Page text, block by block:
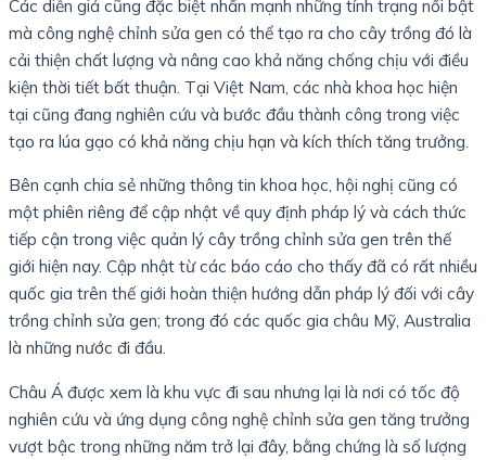
Các diễn giả cũng đặc biệt nhấn mạnh những tính trạng nổi bật
mà công nghệ chỉnh sửa gen có thể tạo ra cho cây trồng đó là
cải thiện chất lượng và nâng cao khả năng chống chịu với điều
kiện thời tiết bất thuận. Tại Việt Nam, các nhà khoa học hiện
tại cũng đang nghiên cứu và bước đầu thành công trong việc
tạo ra lúa gạo có khả năng chịu hạn và kích thích tăng trưởng.
Bên cạnh chia sẻ những thông tin khoa học, hội nghị cũng có
một phiên riêng để cập nhật về quy định pháp lý và cách thức
tiếp cận trong việc quản lý cây trồng chỉnh sửa gen trên thế
giới hiện nay. Cập nhật từ các báo cáo cho thấy đã có rất nhiều
quốc gia trên thế giới hoàn thiện hướng dẫn pháp lý đối với cây
trồng chỉnh sửa gen; trong đó các quốc gia châu Mỹ, Australia
là những nước đi đầu.
Châu Á được xem là khu vực đi sau nhưng lại là nơi có tốc độ
nghiên cứu và ứng dụng công nghệ chỉnh sửa gen tăng trưởng
vượt bậc trong những năm trở lại đây, bằng chứng là số lượng